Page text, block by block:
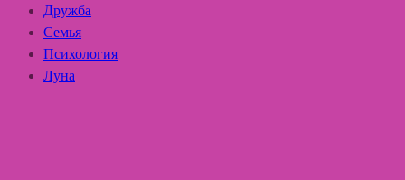
Дружба
Семья
Психология
Луна